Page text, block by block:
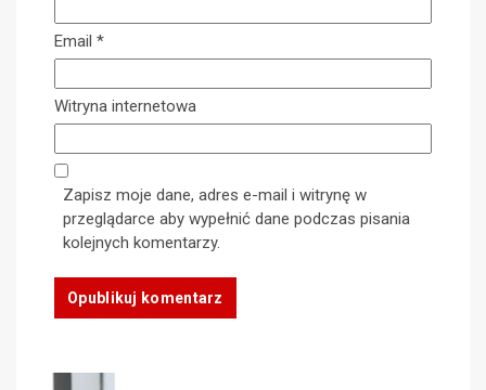
Email *
Witryna internetowa
Zapisz moje dane, adres e-mail i witrynę w
przeglądarce aby wypełnić dane podczas pisania
kolejnych komentarzy.